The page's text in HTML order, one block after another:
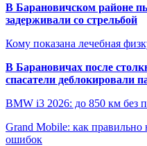
В Барановичском районе
задерживали со стрельбой
Кому показана лечебная
В Барановичах после
спасатели деблокировали
BMW i3 2026: до 850 км без
Grand Mobile: как
ошибок